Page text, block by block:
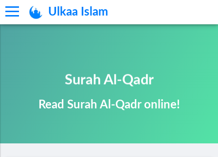
Ulkaa Islam
Surah Al-Qadr
Read Surah Al-Qadr online!